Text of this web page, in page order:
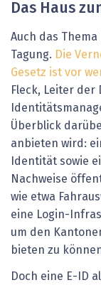
Das Haus
Auch das
Tagung. Die
Gesetz ist vor
Fleck, Leiter der
Überblick
anbieten wird:
Identität sowie
Nachweise
wie etwa
eine Login-
um den
bieten zu
Doch eine E-ID